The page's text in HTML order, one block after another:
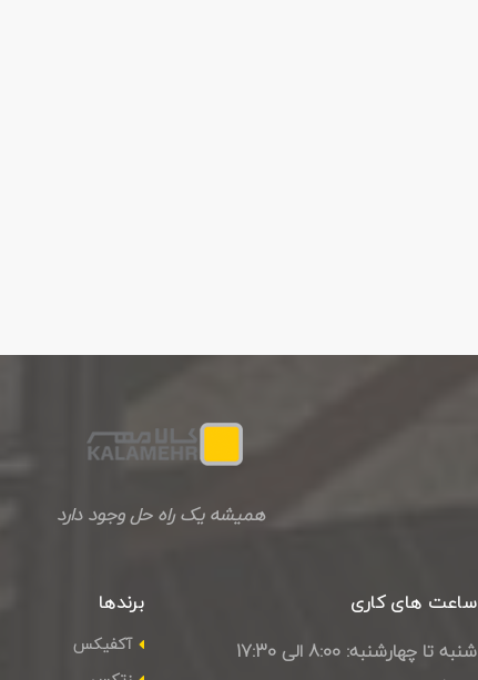
همیشه یک راه حل وجود دارد
ساعت های کاری
شنبه تا چهارشنبه: 8:00 الی 17:30
برندها
آکفیکس